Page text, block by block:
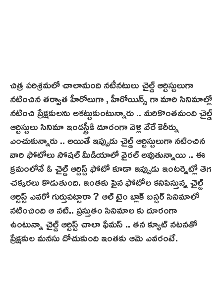
చిత్ర పరిశ్ర‌మ‌లో చాలామంది నటీనటులు చైల్డ్ ఆర్టిస్టులుగా
నటించిన తర్వాత హీరోలుగా , హీరోయిన్స్ గా మారి సినిమాల్లో
నటించి ప్రేక్షకులను అకట్టుకుంటున్నారు .. మరికొంతమంది చైల్డ్
ఆర్టిస్టులు సినిమా ఇండస్ట్రీకి దూరంగా వెళ్లి వేరే కెరీర్ను
ఎంచుకున్నారు .. అయితే ఇప్పుడు చైల్డ్ ఆర్టిస్టులుగా నటించిన
వారి ఫోటోలు సోషల్ మీడియాలో వైరల్ అవుతున్నాయి .. ఈ
క్రమంలోనే ఓ చైల్డ్ ఆర్టిస్ట్ ఫోటో కూడా ఇప్పుడు ఇంటర్నెట్లో తెగ
చక్కరలు కొడుతుంది. ఇంతకు పైన ఫోటోల కనిపిస్తున్న చైల్డ్
ఆర్టిస్ట్ ఎవరో గుర్తుపట్టారా ? ఆల్ టైం బ్లాక్ బస్టర్ సినిమాలో
నటించింది ఆ నటి.. ప్రస్తుతం సినిమాల కు దూరంగా
ఉంటున్నా చైల్డ్ ఆర్టిస్ట్ చాలా ఫేమస్ .. తన క్యూట్ నటనతో
ప్రేక్షకుల మనసు దోచుకుంది ఇంతకు ఆమె ఎవరంటే.